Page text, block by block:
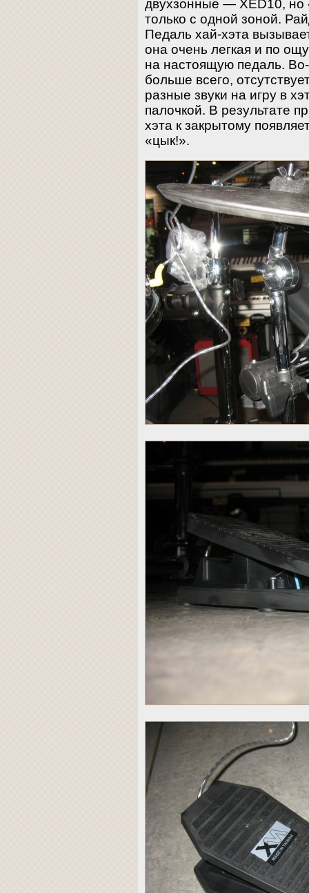
двухзонные — XED10, но
только с одной зоной.
Педаль хай-хэта
она очень легкая и по
на настоящую педаль.
больше всего,
разные звуки на игру в
палочкой. В результате
хэта к закрытому
«цык!».